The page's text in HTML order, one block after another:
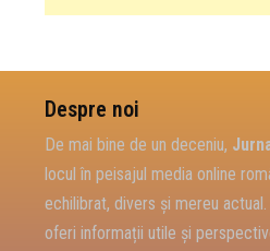
Despre noi
De mai bine de un deceniu,
locul în peisajul media online
echilibrat, divers și mereu
oferi informații utile și